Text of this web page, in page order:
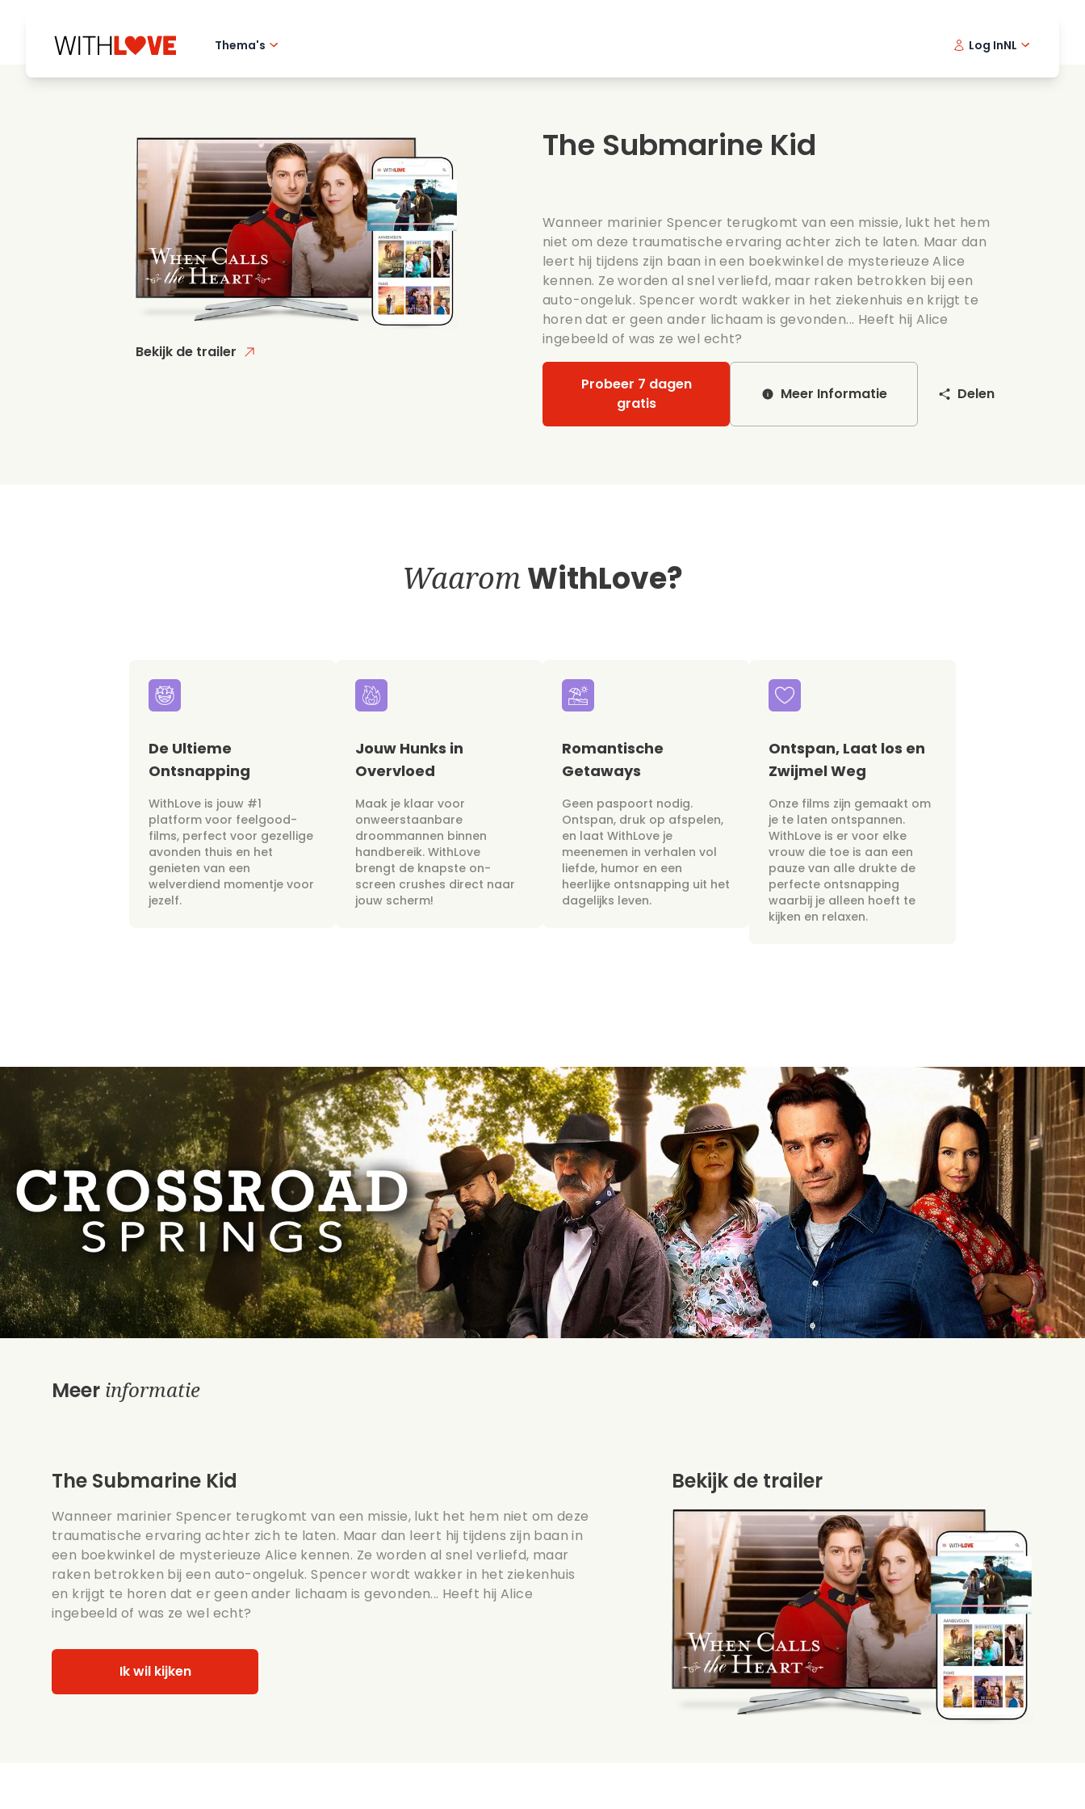
Thema's
Mysteries
Zomerse films
Date films
Romantische series
Bruiloft
Log InNL
Bekijk de trailer
The Submarine Kid
Wanneer marinier Spencer terugkomt van een missie, lukt het hem
niet om deze traumatische ervaring achter zich te laten. Maar dan
leert hij tijdens zijn baan in een boekwinkel de mysterieuze Alice
kennen. Ze worden al snel verliefd, maar raken betrokken bij een
auto-ongeluk. Spencer wordt wakker in het ziekenhuis en krijgt te
horen dat er geen ander lichaam is gevonden... Heeft hij Alice
ingebeeld of was ze wel echt?
Probeer 7 dagen
gratis
Meer Informatie Delen
WaaromWithLove?
De Ultieme
Ontsnapping
WithLove is jouw #1
platform voor feelgood-
films, perfect voor gezellige
avonden thuis en het
genieten van een
welverdiend momentje voor
jezelf.
Jouw Hunks in
Overvloed
Maak je klaar voor
onweerstaanbare
droommannen binnen
handbereik. WithLove
brengt de knapste on-
screen crushes direct naar
jouw scherm!
Romantische
Getaways
Geen paspoort nodig.
Ontspan, druk op afspelen,
en laat WithLove je
meenemen in verhalen vol
liefde, humor en een
heerlijke ontsnapping uit het
dagelijks leven.
Ontspan, Laat los en
Zwijmel Weg
Onze films zijn gemaakt om
je te laten ontspannen.
WithLove is er voor elke
vrouw die toe is aan een
pauze van alle drukte de
perfecte ontsnapping
waarbij je alleen hoeft te
kijken en relaxen.
Meer informatie
The Submarine Kid
Wanneer marinier Spencer terugkomt van een missie, lukt het hem niet om deze
traumatische ervaring achter zich te laten. Maar dan leert hij tijdens zijn baan in
een boekwinkel de mysterieuze Alice kennen. Ze worden al snel verliefd, maar
raken betrokken bij een auto-ongeluk. Spencer wordt wakker in het ziekenhuis
en krijgt te horen dat er geen ander lichaam is gevonden... Heeft hij Alice
ingebeeld of was ze wel echt?
Ik wil kijken
Bekijk de trailer